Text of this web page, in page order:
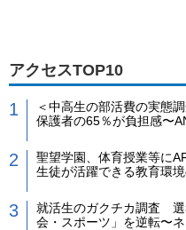
アクセスTOP10
＜中高生の部活費の実態
保護者の65％が負担感〜
聖望学園、体育授業等に
生徒が活躍できる教育環
就活生のガクチカ調査 選
会・スポーツ」を逆転〜